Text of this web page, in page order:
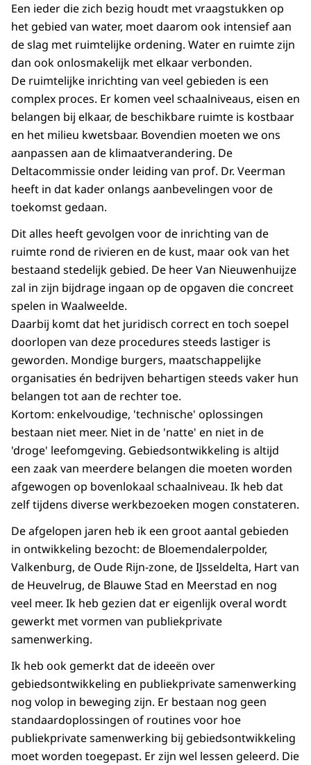
Een ieder die zich bezig houdt met vraagstukken op
het gebied van water, moet daarom ook intensief aan
de slag met ruimtelijke ordening. Water en ruimte zijn
dan ook onlosmakelijk met elkaar verbonden.
De ruimtelijke inrichting van veel gebieden is een
complex proces. Er komen veel schaalniveaus, eisen en
belangen bij elkaar, de beschikbare ruimte is kostbaar
en het milieu kwetsbaar. Bovendien moeten we ons
aanpassen aan de klimaatverandering. De
Deltacommissie onder leiding van prof. Dr. Veerman
heeft in dat kader onlangs aanbevelingen voor de
toekomst gedaan.
Dit alles heeft gevolgen voor de inrichting van de
ruimte rond de rivieren en de kust, maar ook van het
bestaand stedelijk gebied. De heer Van Nieuwenhuijze
zal in zijn bijdrage ingaan op de opgaven die concreet
spelen in Waalweelde.
Daarbij komt dat het juridisch correct en toch soepel
doorlopen van deze procedures steeds lastiger is
geworden. Mondige burgers, maatschappelijke
organisaties én bedrijven behartigen steeds vaker hun
belangen tot aan de rechter toe.
Kortom: enkelvoudige, 'technische' oplossingen
bestaan niet meer. Niet in de 'natte' en niet in de
'droge' leefomgeving. Gebiedsontwikkeling is altijd
een zaak van meerdere belangen die moeten worden
afgewogen op bovenlokaal schaalniveau. Ik heb dat
zelf tijdens diverse werkbezoeken mogen constateren.
De afgelopen jaren heb ik een groot aantal gebieden
in ontwikkeling bezocht: de Bloemendalerpolder,
Valkenburg, de Oude Rijn-zone, de IJsseldelta, Hart van
de Heuvelrug, de Blauwe Stad en Meerstad en nog
veel meer. Ik heb gezien dat er eigenlijk overal wordt
gewerkt met vormen van publiekprivate
samenwerking.
Ik heb ook gemerkt dat de ideeën over
gebiedsontwikkeling en publiekprivate samenwerking
nog volop in beweging zijn. Er bestaan nog geen
standaardoplossingen of routines voor hoe
publiekprivate samenwerking bij gebiedsontwikkeling
moet worden toegepast. Er zijn wel lessen geleerd. Die